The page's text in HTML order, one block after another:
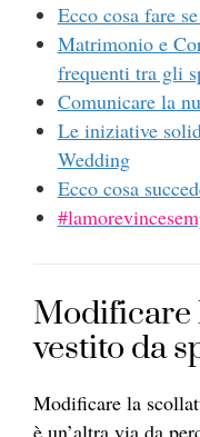
Ecco cosa fare
Matrimonio e
frequenti tra gli
Comunicare la
Le iniziative
Wedding
Ecco cosa
Modificare
vestito da
Modificare la
è un’altra via da